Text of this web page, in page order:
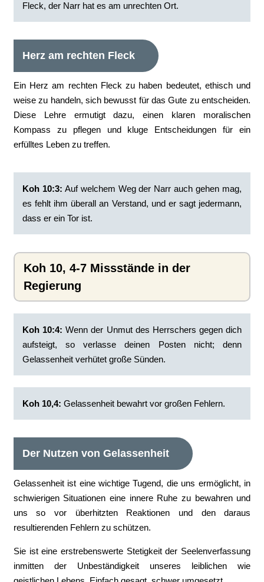
Fleck, der Narr hat es am unrechten Ort.
Herz am rechten Fleck
Ein Herz am rechten Fleck zu haben bedeutet, ethisch und
weise zu handeln, sich bewusst für das Gute zu entscheiden.
Diese Lehre ermutigt dazu, einen klaren moralischen
Kompass zu pflegen und kluge Entscheidungen für ein
erfülltes Leben zu treffen.
Koh 10:3: ‭Auf welchem Weg der Narr auch gehen mag,
es fehlt ihm überall an Verstand, und er sagt jedermann,
dass er ein Tor ist.
Koh 10, 4-7 Missstände in der
Regierung
Koh 10:4: ‭Wenn der Unmut des Herrschers gegen dich
aufsteigt, so verlasse deinen Posten nicht; denn
Gelassenheit verhütet große Sünden.
Koh 10,4: Gelassenheit bewahrt vor großen Fehlern.
Der Nutzen von Gelassenheit
Gelassenheit ist eine wichtige Tugend, die uns ermöglicht, in
schwierigen Situationen eine innere Ruhe zu bewahren und
uns so vor überhitzten Reaktionen und den daraus
resultierenden Fehlern zu schützen.
Sie ist eine erstrebenswerte Stetigkeit der Seelenverfassung
inmitten der Unbeständigkeit unseres leiblichen wie